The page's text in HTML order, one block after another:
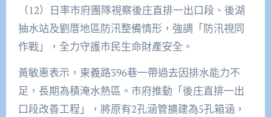
（12）日率市府團隊視察後庄直排一出口段、後湖
抽水站及劉厝地區防汛整備情形，強調「防汛視同
作戰」，全力守護市民生命財產安全。
黃敏惠表示，東義路396巷一帶過去因排水能力不
足，長期為積淹水熱區。市府推動「後庄直排一出
口段改善工程」，將原有2孔涵管擴建為5孔箱涵，